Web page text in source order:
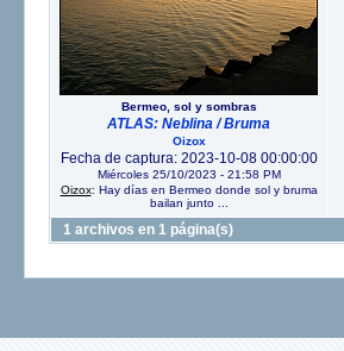
Bermeo, sol y sombras
ATLAS: Neblina / Bruma
Oizox
Fecha de captura: 2023-10-08 00:00:00
Miércoles 25/10/2023 - 21:58 PM
Oizox: Hay días en Bermeo donde sol y bruma
bailan junto ...
1 archivos en 1 página(s)